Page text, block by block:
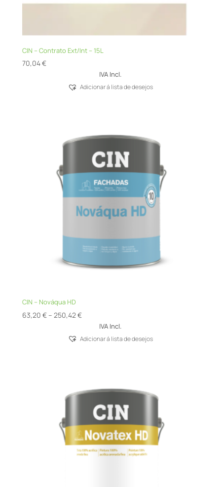
CIN – Contrato Ext/Int – 15L
70,04€
IVA Incl.
Adicionar á lista de desejos
CIN – Nováqua HD
63,20 € – 250,42€Price
range:
63,20 €
IVA Incl.
Adicionar á lista de desejos